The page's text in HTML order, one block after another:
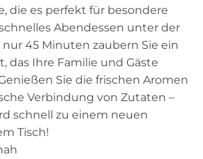
die es perfekt für besondere
Abendessen unter der
45 Minuten zaubern Sie ein
das Ihre Familie und Gäste
Sie die frischen Aromen
Verbindung von Zutaten –
schnell zu einem neuen
Tisch!